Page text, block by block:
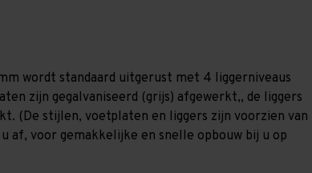
wordt standaard uitgerust met 4 liggerniveaus
zijn gegalvaniseerd (grijs) afgewerkt,, de liggers
(De stijlen, voetplaten en liggers zijn voorzien van
af, voor gemakkelijke en snelle opbouw bij u op